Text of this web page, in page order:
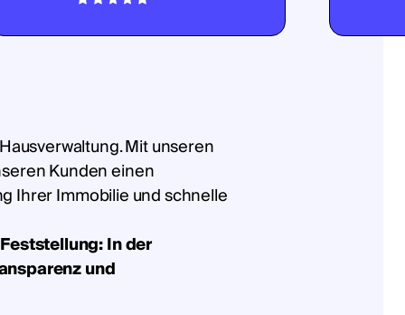
Mit unseren
Kunden einen
Ihrer Immobilie und schnelle
In der
und